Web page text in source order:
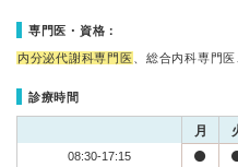
専門医・資格：
内分泌代謝科専門医 、総合内科専門
診療時間
月
08:30-17:15